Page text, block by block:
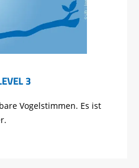
3
Vogelstimmen. Es ist